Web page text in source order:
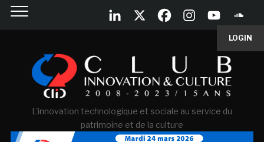
LOGIN
L'innovation technologique et sociale au service du
patrimoine et de la culture